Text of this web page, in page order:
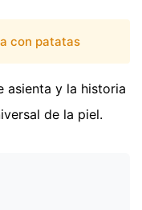
con patatas
asienta y la historia
de la piel.